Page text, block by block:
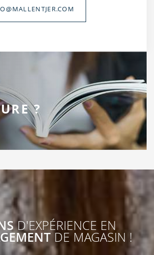
?
D'EXPÉRIENCE EN
DE MAGASIN !